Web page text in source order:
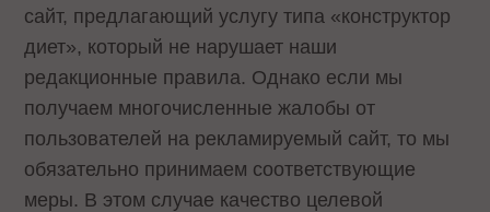
сайт, предлагающий услугу типа «конструктор
диет», который не нарушает наши
редакционные правила. Однако если мы
получаем многочисленные жалобы от
пользователей на рекламируемый сайт, то мы
обязательно принимаем соответствующие
меры. В этом случае качество целевой